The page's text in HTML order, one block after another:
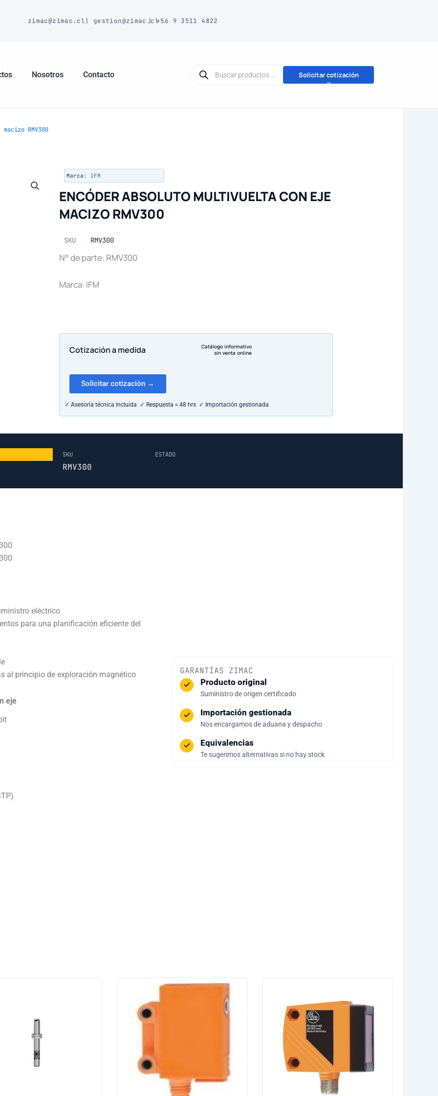
zimac@zimac.cl | gestion@zimac.cl
|+56 9 3511 4822
Nosotros Contacto
productos
Solicitar cotización
→
RMV300
Marca: IFM
ENCÓDER ABSOLUTO MULTIVUELTA CON EJE
MACIZO RMV300
SKU RMV300
N° de parte: RMV300
Marca: IFM
Cotización a medida
Catálogo informativo
sin venta online
Solicitar cotización →
✓ Asesoría técnica incluida ✓ Respuesta < 48 hrs ✓ Importación gestionada
SKU
RMV300
ESTADO
eléctrico
para una planificación eficiente del
al principio de exploración magnético
eje
GARANTÍAS ZIMAC
Producto original
Suministro de origen certificado
Importación gestionada
Nos encargamos de aduana y despacho
Equivalencias
Te sugerimos alternativas si no hay stock